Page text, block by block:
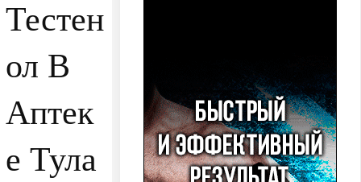
Тестен
ол В
Аптек
е Тула